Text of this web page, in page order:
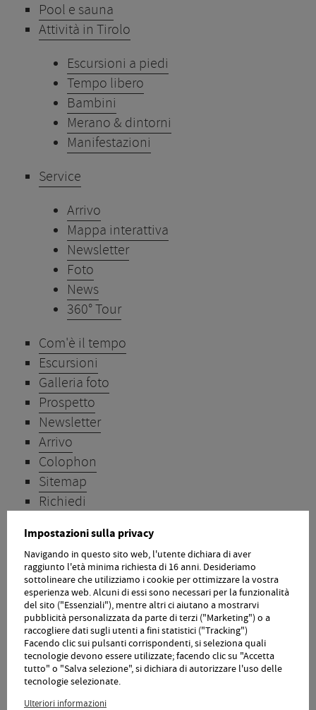
Pool e sauna
Attività in Tirolo
Escursioni a piedi
Tempo libero
Bambini
Merano & dintorni
Manifestazioni
Service
Arrivo
Mappa interattiva
Newsletter
Foto
News
360° Tour
Com'è il tempo
Escursioni
Galleria foto
Prospetto
Newsletter
Arrivo
Colophon
Sitemap
Richiedi
Home
IL VOSTRO VALORE AGGIUNTO PER 2026
Camere nuove e spaziose con aria condizionata,
ampio balcone esposto a sud, alcune con camera
aggiuntiva.
Minibar in tutte le camere
piccola e raffinata Rebstock Spa con sauna, cabina a
infrarossi e sala relax
piscina a sfioro riscaldata di 16x6 m
Impostazioni sulla privacy
Navigando in questo sito web, l'utente dichiara di aver
raggiunto l'età minima richiesta di 16 anni. Desideriamo
sottolineare che utilizziamo i cookie per ottimizzare la vostra
esperienza web. Alcuni di essi sono necessari per la funzionalità
del sito ("Essenziali"), mentre altri ci aiutano a mostrarvi
pubblicità personalizzata da parte di terzi ("Marketing") o a
raccogliere dati sugli utenti a fini statistici ("Tracking")
Facendo clic sui pulsanti corrispondenti, si seleziona quali
tecnologie devono essere utilizzate; facendo clic su "Accetta
tutto" o "Salva selezione", si dichiara di autorizzare l'uso delle
tecnologie selezionate.
Ulteriori informazioni